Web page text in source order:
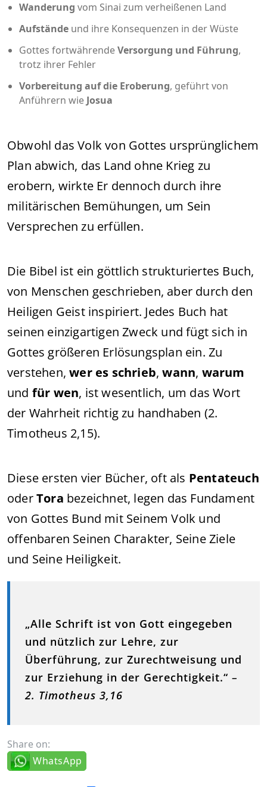
Wanderung vom Sinai zum verheißenen Land
Aufstände und ihre Konsequenzen in der Wüste
Gottes fortwährendeVersorgung und Führung,
trotz ihrer Fehler
Vorbereitung auf die Eroberung, geführt von
Anführern wie Josua
Obwohl das Volk von Gottes ursprünglichem
Plan abwich, das Land ohne Krieg zu
erobern, wirkte Er dennoch durch ihre
militärischen Bemühungen, um Sein
Versprechen zu erfüllen.
Die Bibel ist ein göttlich strukturiertes Buch,
von Menschen geschrieben, aber durch den
Heiligen Geist inspiriert. Jedes Buch hat
seinen einzigartigen Zweck und fügt sich in
Gottes größeren Erlösungsplan ein. Zu
verstehen,wer es schrieb,wann, warum
und für wen, ist wesentlich, um das Wort
der Wahrheit richtig zu handhaben (2.
Timotheus 2,15).
Diese ersten vier Bücher, oft als Pentateuch
oderTora bezeichnet, legen das Fundament
von Gottes Bund mit Seinem Volk und
offenbaren Seinen Charakter, Seine Ziele
und Seine Heiligkeit.
„Alle Schrift ist von Gott eingegeben
und nützlich zur Lehre, zur
Überführung, zur Zurechtweisung und
zur Erziehung in der Gerechtigkeit.“ –
2. Timotheus 3,16
Share on:
WhatsApp